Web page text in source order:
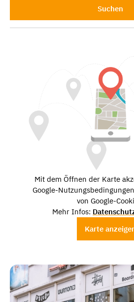
Suchen
Mit dem Öffnen der Karte
Google-
von Google-
Mehr Infos:
Karte